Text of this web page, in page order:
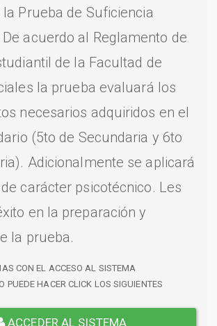
Prueba de Suficiencia
acuerdo al Reglamento de
de la Facultad de
la prueba evaluará los
necesarios adquiridos en el
(5to de Secundaria y 6to
Adicionalmente se aplicará
carácter psicotécnico. Les
en la preparación y
la prueba.
CON EL ACCESO AL SISTEMA
PUEDE HACER CLICK LOS SIGUIENTES
ACCEDER AL SISTEMA